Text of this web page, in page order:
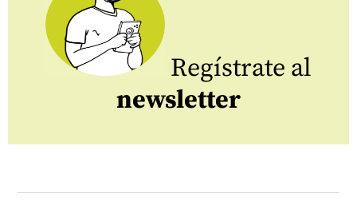
Regístrate al
newsletter